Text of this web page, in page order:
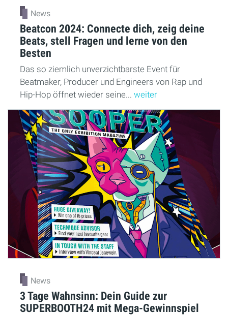
News
Beatcon 2024: Connecte dich, zeig deine
Beats, stell Fragen und lerne von den
Besten
Das so ziemlich unverzichtbarste Event für
Beatmaker, Producer und Engineers von Rap und
Hip-Hop öffnet wieder seine... weiter
News
3 Tage Wahnsinn: Dein Guide zur
SUPERBOOTH24 mit Mega-Gewinnspiel